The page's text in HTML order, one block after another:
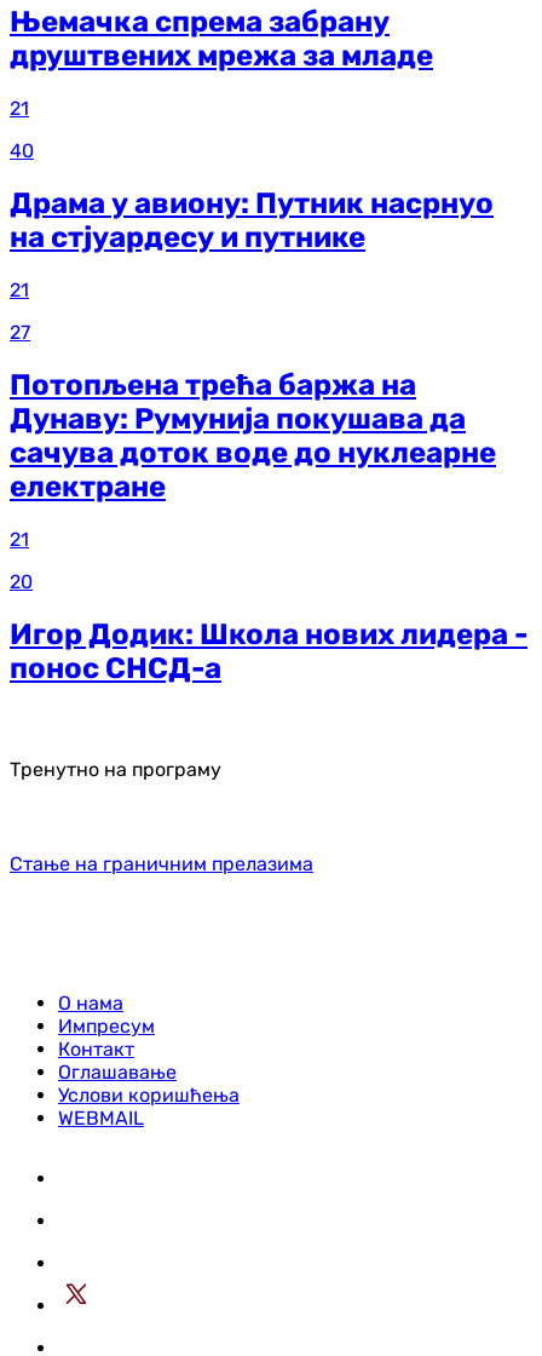
Њемачка спрема забрану
друштвених мрежа за младе
21
40
Драма у авиону: Путник насрнуо
на стјуардесу и путнике
21
27
Потопљена трећа баржа на
Дунаву: Румунија покушава да
сачува доток воде до нуклеарне
електране
21
20
Игор Додик: Школа нових лидера -
понос СНСД-а
Тренутно на програму
Стање на граничним прелазима
О нама
Импресум
Контакт
Оглашавање
Услови коришћења
WEBMAIL